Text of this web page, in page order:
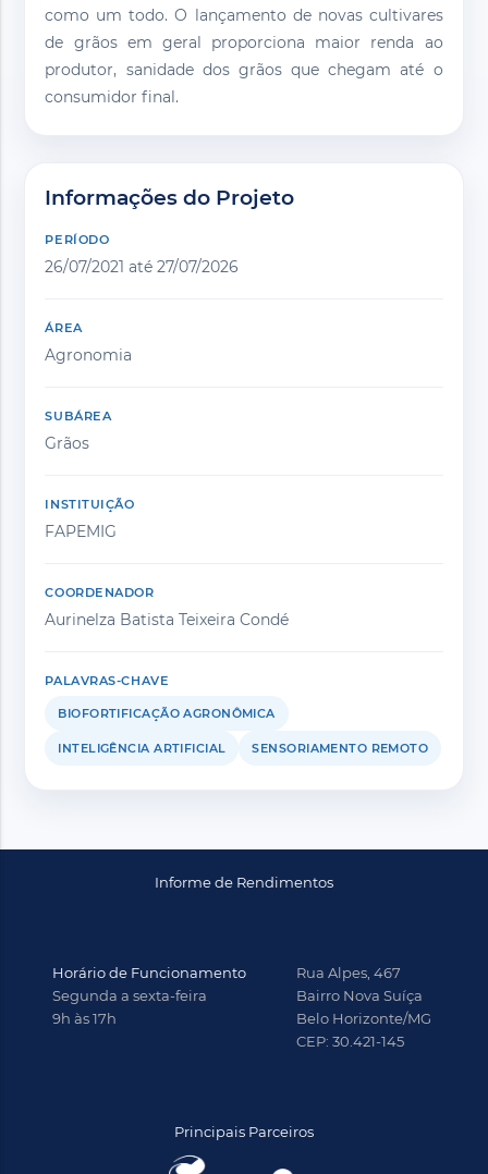
como um todo. O lançamento de novas cultivares
de grãos em geral proporciona maior renda ao
produtor, sanidade dos grãos que chegam até o
consumidor final.
Informações do Projeto
PERÍODO
26/07/2021 até 27/07/2026
ÁREA
Agronomia
SUBÁREA
Grãos
INSTITUIÇÃO
FAPEMIG
COORDENADOR
Aurinelza Batista Teixeira Condé
PALAVRAS-CHAVE
BIOFORTIFICAÇÃO AGRONÔMICA
INTELIGÊNCIA ARTIFICIAL SENSORIAMENTO REMOTO
Informe de Rendimentos
Horário de Funcionamento
Segunda a sexta-feira
9h às 17h
Rua Alpes, 467
Bairro Nova Suíça
Belo Horizonte/MG
CEP: 30.421-145
Principais Parceiros